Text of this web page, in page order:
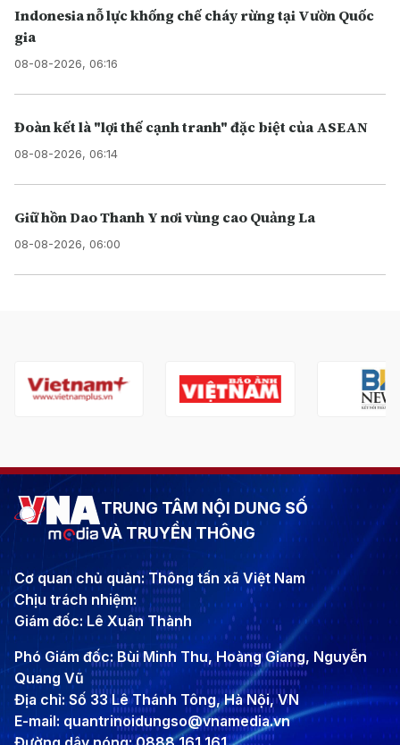
Indonesia nỗ lực khống chế cháy rừng tại Vườn Quốc
gia
08-08-2026, 06:16
Đoàn kết là "lợi thế cạnh tranh" đặc biệt của ASEAN
08-08-2026, 06:14
Giữ hồn Dao Thanh Y nơi vùng cao Quảng La
08-08-2026, 06:00
TRUNG TÂM NỘI DUNG SỐ
VÀ TRUYỀN THÔNG
Cơ quan chủ quản: Thông tấn xã Việt Nam
Chịu trách nhiệm:
Giám đốc: Lê Xuân Thành
Phó Giám đốc: Bùi Minh Thu, Hoàng Giang, Nguyễn
Quang Vũ
Địa chỉ: Số 33 Lê Thánh Tông, Hà Nội, VN
E-mail: quantrinoidungso@vnamedia.vn